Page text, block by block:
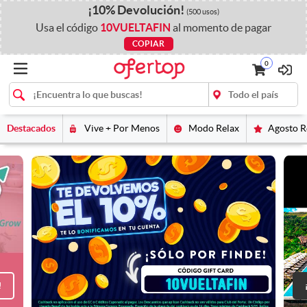
¡10%Devolución! (500 usos)
Usa el código 10VUELTAFIN al momento de pagar
COPIAR
0
Destacados Vive + Por Menos Modo Relax Agosto